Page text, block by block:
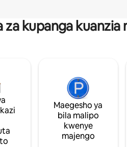
kupanga
Maegesho ya
bila malipo
kwenye
majengo